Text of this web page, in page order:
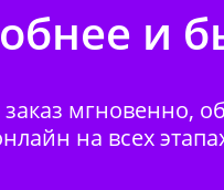
и
мгновенно,
на всех